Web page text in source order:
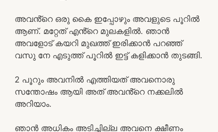
അവൻ്റെ ഒരു കൈ ഇപ്പോഴും അവളുടെ പൂറിൽ
ആണ്. മറ്റേത് എൻ്റെ മുലകളിൽ. ഞാൻ
അവളോട് കയറി മുഖത്ത് ഇരിക്കാൻ പറഞ്ഞ്
വസു നേ എടുത്ത് പൂറിൽ ഇട്ട് കളിക്കാൻ തുടങ്ങി.
2 പൂറും അവനിൽ എത്തിയത് അവനൊരു
സന്തോഷം ആയി അത് അവൻ്റെ നക്കലിൽ
അറിയാം.
ഞാൻ അധികം അടിച്ചില്ല അവനെ ക്ഷീണം